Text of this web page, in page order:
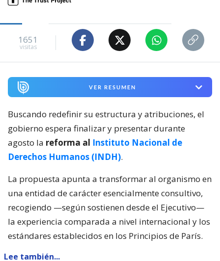
1651
visitas
VER RESUMEN
Buscando redefinir su estructura y atribuciones, el
gobierno espera finalizar y presentar durante
agosto la reforma al Instituto Nacional de
Derechos Humanos (INDH).
La propuesta apunta a transformar al organismo en
una entidad de carácter esencialmente consultivo,
recogiendo —según sostienen desde el Ejecutivo—
la experiencia comparada a nivel internacional y los
estándares establecidos en los Principios de París.
Lee también...